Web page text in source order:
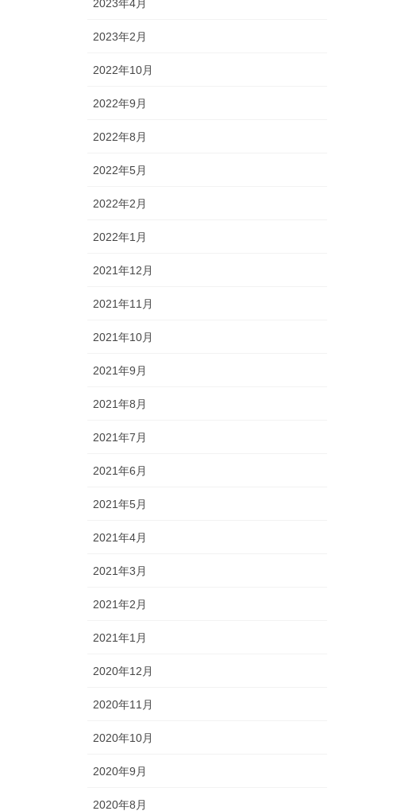
2023年4月
2023年2月
2022年10月
2022年9月
2022年8月
2022年5月
2022年2月
2022年1月
2021年12月
2021年11月
2021年10月
2021年9月
2021年8月
2021年7月
2021年6月
2021年5月
2021年4月
2021年3月
2021年2月
2021年1月
2020年12月
2020年11月
2020年10月
2020年9月
2020年8月